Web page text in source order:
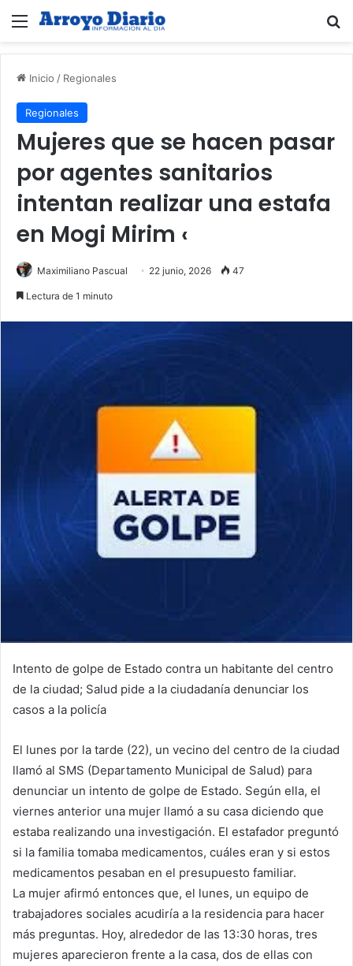
Menú
Inicio / Regionales
Regionales
Mujeres que se hacen pasar
por agentes sanitarios
intentan realizar una estafa
en Mogi Mirim ‹
Maximiliano Pascual 22 junio, 2026 47
Lectura de 1 minuto
Intento de golpe de Estado contra un habitante del centro
de la ciudad; Salud pide a la ciudadanía denunciar los
casos a la policía
El lunes por la tarde (22), un vecino del centro de la ciudad
llamó al SMS (Departamento Municipal de Salud) para
denunciar un intento de golpe de Estado. Según ella, el
viernes anterior una mujer llamó a su casa diciendo que
estaba realizando una investigación. El estafador preguntó
si la familia tomaba medicamentos, cuáles eran y si estos
medicamentos pesaban en el presupuesto familiar.
La mujer afirmó entonces que, el lunes, un equipo de
trabajadores sociales acudiría a la residencia para hacer
más preguntas. Hoy, alrededor de las 13:30 horas, tres
mujeres aparecieron frente a la casa, dos de ellas con